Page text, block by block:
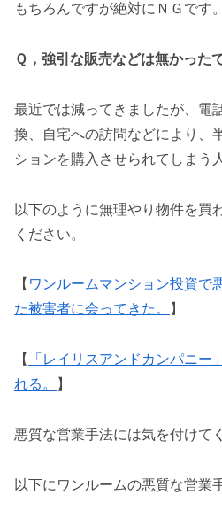
もちろんですが絶対にＮＧです。
Ｑ，強引な販売などは無かった
最近では減ってきましたが、電
換、自宅への訪問などにより、
ションを購入させられてしまう
以下のように無理やり物件を買
ください。
【 ワンルームマンション投資で
た被害者に会ってきた。
】
【
「レイリスアンドカンパニー
れる。
】
悪質な営業手法には気を付けて
以下にワンルームの悪質な営業